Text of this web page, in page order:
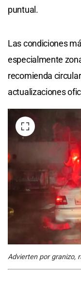
puntual.
Las condiciones
especialmente
recomienda
actualizaciones
Advierten por granizo,